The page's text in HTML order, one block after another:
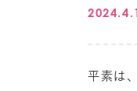
平素は